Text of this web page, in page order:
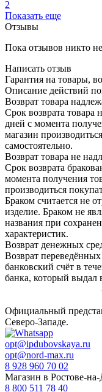
2
Показать еще
Отзывы
Пока отзывов никто
Написать отзыв
Гарантия на товары,
Описание действий
Возврат товара
Срок возврата товара
дней с момента
магазин
самостоятельно.
Возврат товара не
Срок возврата
момента получения
производиться
Браком считается не
изделие. Браком не
названия при
характеристик.
Возврат денежных
Возврат
банковский счёт в
банка, который выдал
Официальный
Северо-Западе.
opt@ipdubovskaya.ru
opt@nord-max.ru
8 928 960 70 02
Магазин в Ростове-
8 800 511 78 40